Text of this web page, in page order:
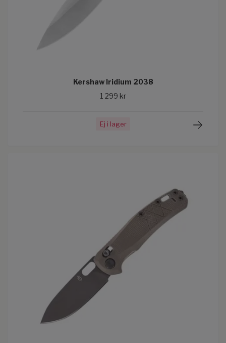
Kershaw Iridium 2038
1 299 kr
Ej i lager